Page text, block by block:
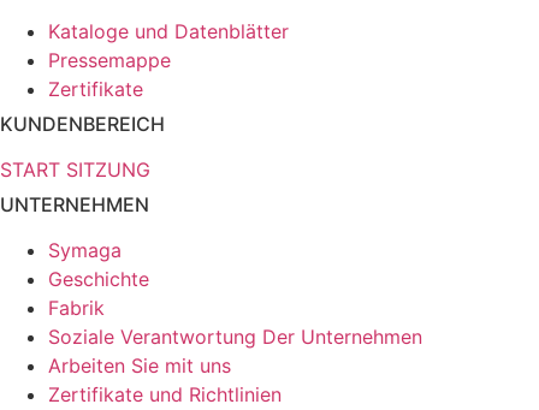
Kataloge und Datenblätter
Pressemappe
Zertifikate
KUNDENBEREICH
START SITZUNG
UNTERNEHMEN
Symaga
Geschichte
Fabrik
Soziale Verantwortung Der Unternehmen
Arbeiten Sie mit uns
Zertifikate und Richtlinien